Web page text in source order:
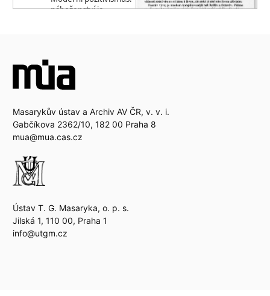
Masarykův ústav a Archiv AV ČR, v. v. i.
Gabčíkova 2362/10, 182 00 Praha 8
mua@mua.cas.cz
Ústav T. G. Masaryka, o. p. s.
Jilská 1, 110 00, Praha 1
info@utgm.cz